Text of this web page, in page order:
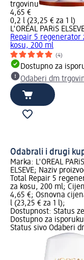
trgovinu
4,65 €
0,2 l (23,25 € za 1 l)
L'ORÉAL PARiS
Repair 5 regenerator
kosu, 200 ml
(4)
Dostupno za
Odaberi dm
Odabrali i drugi
Marka: L'ORÉAL PARiS
ELSEVE; Naziv
Total Repair 5
za kosu, 200 ml;
4,65 €; Osnovna
l (23,25 € za 1 l);
Dostupnost: Status
Dostupno za
Status sivo Odaberi